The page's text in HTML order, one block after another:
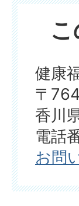
健康
〒
香川
電話
お問